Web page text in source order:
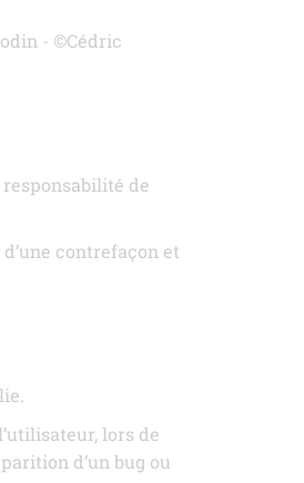
- ©Cédric
de
contrefaçon et
lors de
d’un bug ou